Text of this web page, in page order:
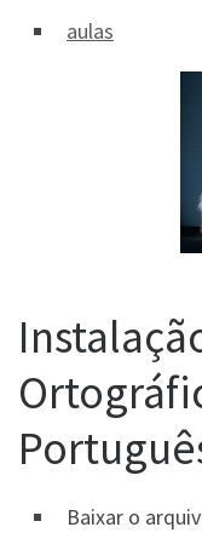
aulas
Baixar o